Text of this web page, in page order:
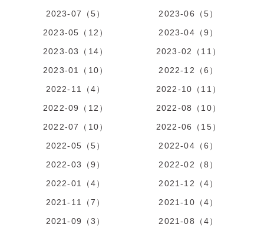
2023-07（5）
2023-06（5）
2023-05（12）
2023-04（9）
2023-03（14）
2023-02（11）
2023-01（10）
2022-12（6）
2022-11（4）
2022-10（11）
2022-09（12）
2022-08（10）
2022-07（10）
2022-06（15）
2022-05（5）
2022-04（6）
2022-03（9）
2022-02（8）
2022-01（4）
2021-12（4）
2021-11（7）
2021-10（4）
2021-09（3）
2021-08（4）